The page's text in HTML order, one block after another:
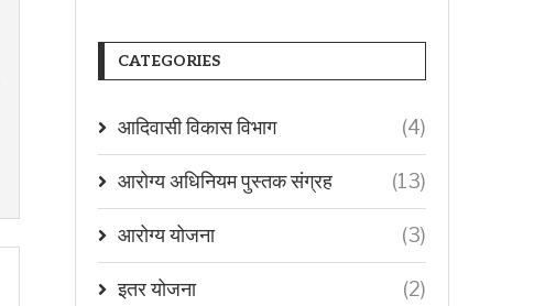
CATEGORIES
आदिवासी विकास विभाग (4)
आरोग्य अधिनियम पुस्तक संग्रह (13)
आरोग्य योजना (3)
इतर योजना (2)